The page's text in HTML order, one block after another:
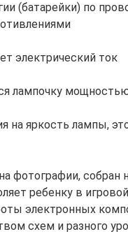
(батарейки) по
электрический ток
лампочку
на яркость лампы,
фотографии, собран
ребенку в
электронных
схем и разного